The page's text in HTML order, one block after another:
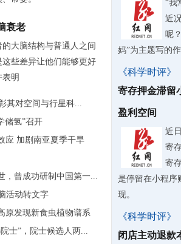
衰老
大脑结构与普通人之间
些差异让他们能够更好
明
其对空间与行星科...
储氢”召开
应 加剧南亚夏季干旱
，曾成功研制中国第一...
活动转文字
原发现新食虫植物谱系
士”，院士候选人两...
“我
近
呢
妈”为主题写的
《科学时评》
寄存押金滞留
盈利空间
近
寄
寄
是停留在小程序
现。
《科学时评》
闭店主动退款